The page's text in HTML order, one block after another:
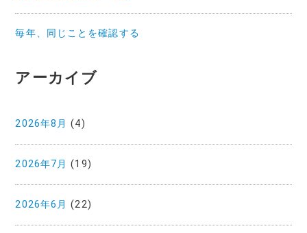
毎年、同じことを確認する
アーカイブ
2026年8月 (4)
2026年7月 (19)
2026年6月 (22)